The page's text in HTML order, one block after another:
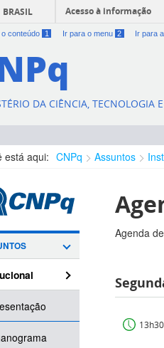
BRASIL Acesso à informação
o conteúdo 1 Ir para o menu 2 Ir para
DA CIÊNCIA, TECNOLOGIA
está aqui: CNPq Assuntos
Agenda